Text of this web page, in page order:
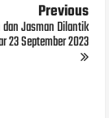
Previous
Jasman Dilantik
23 September 2023